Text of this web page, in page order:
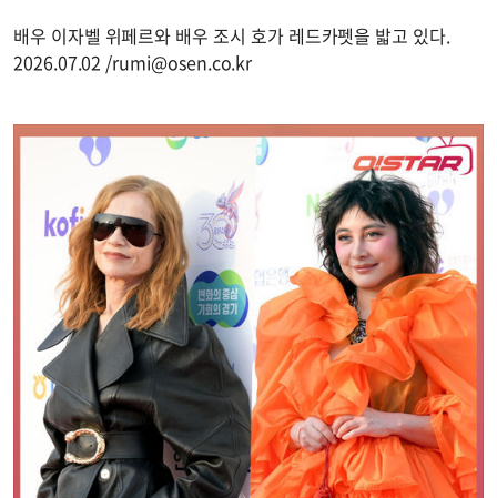
배우 이자벨 위페르와 배우 조시 호가 레드카펫을 밟고 있다.
2026.07.02 /rumi@osen.co.kr